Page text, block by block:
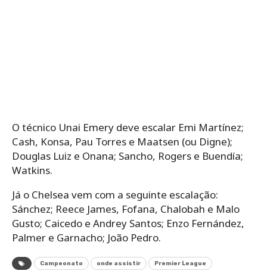
O técnico Unai Emery deve escalar Emi Martínez;
Cash, Konsa, Pau Torres e Maatsen (ou Digne);
Douglas Luiz e Onana; Sancho, Rogers e Buendía;
Watkins.
Já o Chelsea vem com a seguinte escalação:
Sánchez; Reece James, Fofana, Chalobah e Malo
Gusto; Caicedo e Andrey Santos; Enzo Fernández,
Palmer e Garnacho; João Pedro.
Campeonato onde assistir Premier League